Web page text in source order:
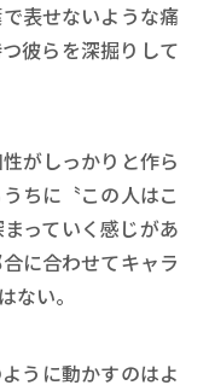
表せないような痛
彼らを深掘りして
がしっかりと作ら
ちに〝この人はこ
っていく感じがあ
に合わせてキャラ
ない。
うに動かすのはよ